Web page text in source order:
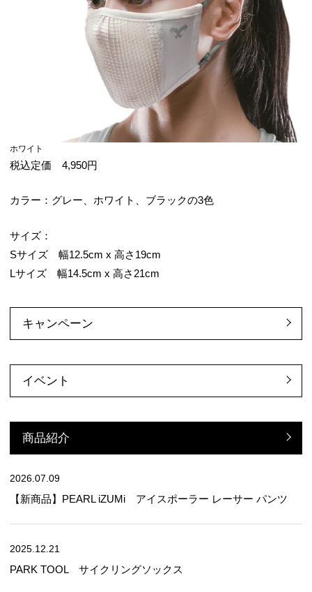
ホワイト
税込定価 4,950円
カラー：グレー、ホワイト、ブラックの3色
サイズ：
Sサイズ 幅12.5cm x 高さ19cm
Lサイズ 幅14.5cm x 高さ21cm
キャンペーン
イベント
商品紹介
2026.07.09
【新商品】PEARL iZUMi アイスポーラー レーサー パンツ
2025.12.21
PARK TOOL サイクリングソックス